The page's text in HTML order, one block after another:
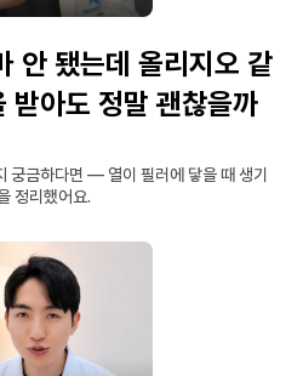
안 됐는데 올리지오 같
받아도 정말 괜찮을까
궁금하다면 — 열이 필러에 닿을 때 생기
정리했어요.